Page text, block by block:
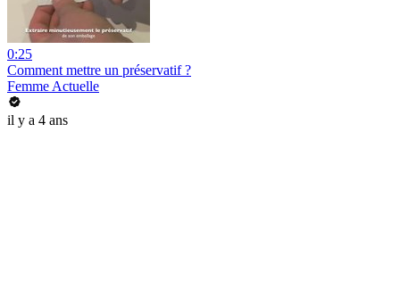
0:25
Comment mettre un préservatif ?
Femme Actuelle
il y a 4 ans